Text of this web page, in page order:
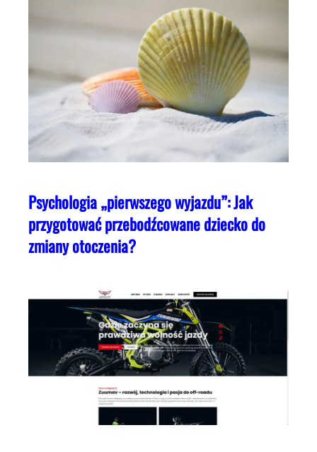
Psychologia „pierwszego wyjazdu”: Jak
przygotować przebodźcowane dziecko do
zmiany otoczenia?